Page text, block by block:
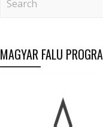
MAGYAR FALU